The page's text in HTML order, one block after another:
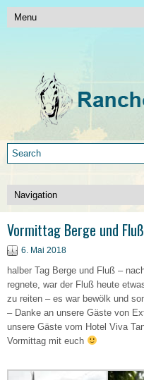
Vormittag Berge und
6. Mai 2018
halber Tag Berge und Fluß –
regnete, war der Fluß heute
zu reiten – es war bewölk und
– Danke an unsere Gäste von
unsere Gäste vom Hotel Viva
Vormittag mit euch